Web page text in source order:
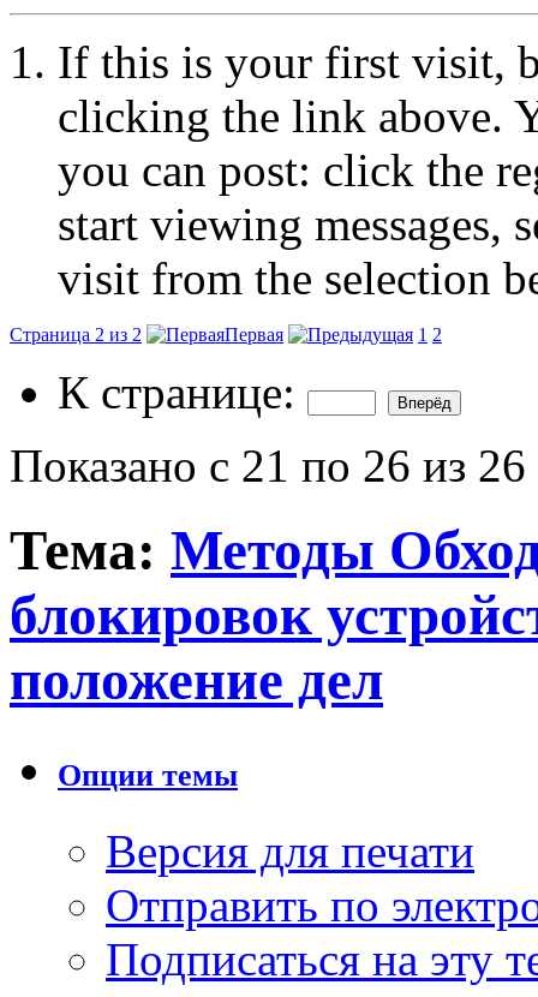
If this is your first visit,
clicking the link above.
you can post: click the
start viewing messages,
visit from the selection
Страница 2 из 2 Первая 1 2
К странице:
Показано с 21 по 26 из 26
Тема: Методы
блокировок
положение дел
Опции темы
Версия для печати
Отправить по
Подписаться на эту